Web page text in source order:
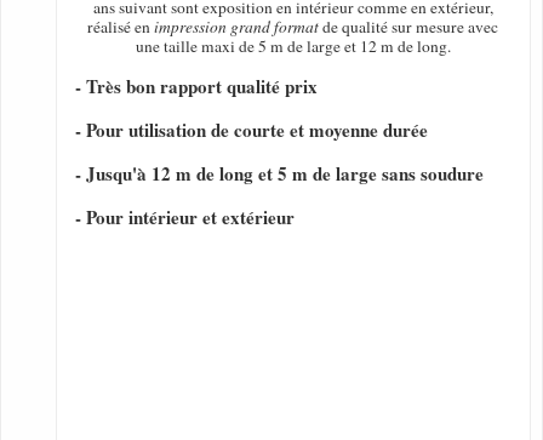
ans suivant sont exposition en intérieur comme en extérieur,
réalisé enimpression grand formatde qualité sur mesure avec
une taille maxi de 5 m de large et 12 m de long.
- Très bon rapport qualité prix
- Pour utilisation de courte et moyenne durée
- Jusqu'à 12 m de long et 5 m de large sans soudure
- Pour intérieur et extérieur